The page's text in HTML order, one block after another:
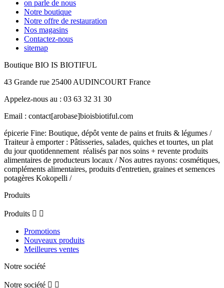
on parle de nous
Notre boutique
Notre offre de restauration
Nos magasins
Contactez-nous
sitemap
Boutique BIO IS BIOTIFUL
43 Grande rue 25400 AUDINCOURT France
Appelez-nous au : 03 63 32 31 30
Email : contact[arobase]bioisbiotiful.com
épicerie Fine: Boutique, dépôt vente de pains et fruits & légumes /
Traiteur à emporter : Pâtisseries, salades, quiches et tourtes, un plat
du jour quotidennement réalisés par nos soins + revente produits
alimentaires de producteurs locaux / Nos autres rayons: cosmétiques,
compléments alimentaires, produits d'entretien, graines et semences
potagères Kokopelli /
Produits
Produits  
Promotions
Nouveaux produits
Meilleures ventes
Notre société
Notre société  